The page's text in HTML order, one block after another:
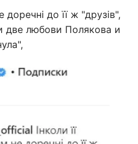
доречні до її ж "друзів",
две любови Полякова и